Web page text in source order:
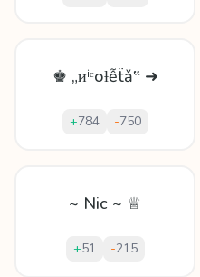
♚ „ᴎⁱᶜоƚễẗǎ‟ ➜
+784 -750
~ Nic ~ ♕
+51 -215